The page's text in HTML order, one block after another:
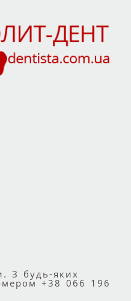
З будь-яких
+38 066 196